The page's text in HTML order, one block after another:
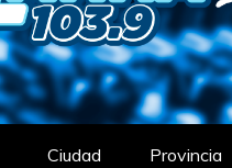
LATINA
Ciudad Provincia